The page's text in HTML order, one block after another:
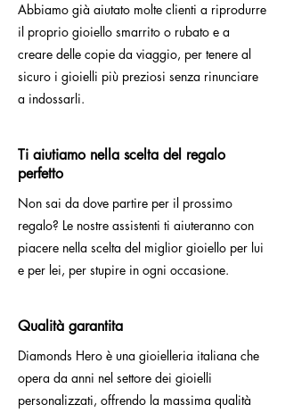
Abbiamo già aiutato molte clienti a riprodurre
il proprio gioiello smarrito o rubato e a
creare delle copie da viaggio, per tenere al
sicuro i gioielli più preziosi senza rinunciare
a indossarli.
Ti aiutiamo nella scelta del regalo
perfetto
Non sai da dove partire per il prossimo
regalo? Le nostre assistenti ti aiuteranno con
piacere nella scelta del miglior gioiello per lui
e per lei, per stupire in ogni occasione.
Qualità garantita
Diamonds Hero è una gioielleria italiana che
opera da anni nel settore dei gioielli
personalizzati, offrendo la massima qualità